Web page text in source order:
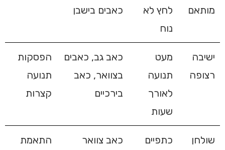
מותאם
לחץ לא
נוח
כאבים בישבן
ישיבה
רצופה
מעט
תנועה
לאורך
שעות
כאב גב, כאבים
בצוואר, כאב
בירכיים
הפסקות
תנועה
קצרות
שולחן
כתפיים
כאב צוואר
התאמת